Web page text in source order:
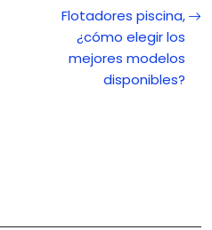
Flotadores piscina,
¿cómo elegir los
mejores modelos
disponibles?